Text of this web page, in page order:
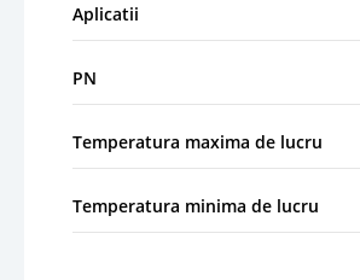
Aplicatii
PN
Temperatura maxima de lucru
Temperatura minima de lucru